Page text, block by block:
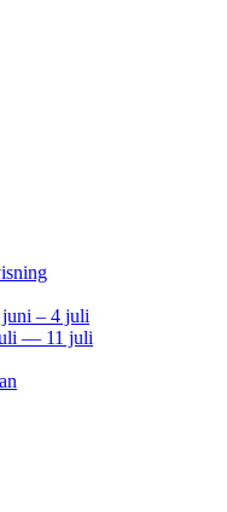
juni – 4 juli
— 11 juli